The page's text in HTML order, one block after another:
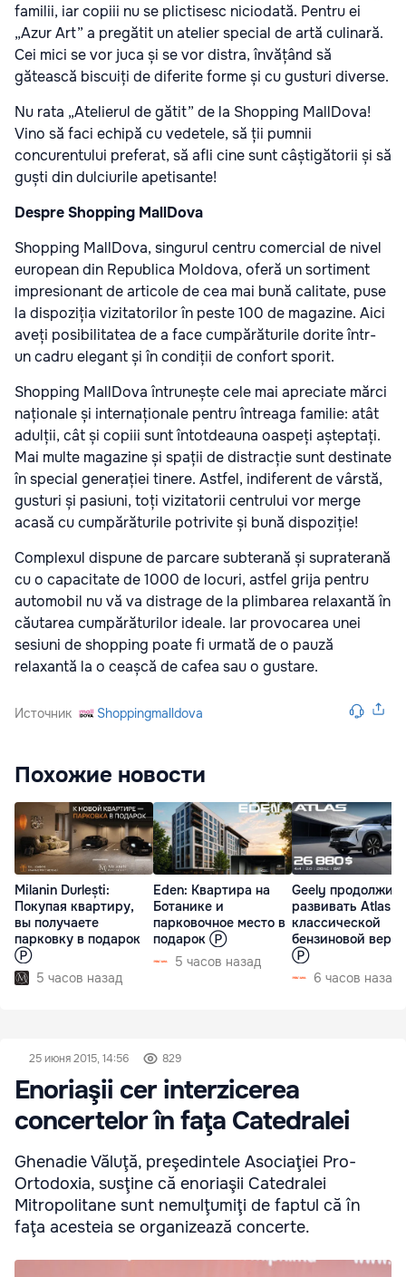
familii, iar copiii nu se plictisesc niciodată. Pentru ei
„Azur Art” a pregătit un atelier special de artă culinară.
Cei mici se vor juca și se vor distra, învățând să
gătească biscuiți de diferite forme și cu gusturi diverse.
Nu rata „Atelierul de gătit” de la Shopping MallDova!
Vino să faci echipă cu vedetele, să ții pumnii
concurentului preferat, să afli cine sunt câștigătorii și să
guști din dulciurile apetisante!
Despre Shopping MallDova
Shopping MallDova, singurul centru comercial de nivel
european din Republica Moldova, oferă un sortiment
impresionant de articole de cea mai bună calitate, puse
la dispoziția vizitatorilor în peste 100 de magazine. Aici
aveți posibilitatea de a face cumpărăturile dorite într-
un cadru elegant și în condiții de confort sporit.
Shopping MallDova întrunește cele mai apreciate mărci
naționale și internaționale pentru întreaga familie: atât
adulții, cât și copiii sunt întotdeauna oaspeți așteptați.
Mai multe magazine și spații de distracție sunt destinate
în special generației tinere. Astfel, indiferent de vârstă,
gusturi și pasiuni, toți vizitatorii centrului vor merge
acasă cu cumpărăturile potrivite și bună dispoziție!
Complexul dispune de parcare subterană și supraterană
cu o capacitate de 1000 de locuri, astfel grija pentru
automobil nu vă va distrage de la plimbarea relaxantă în
căutarea cumpărăturilor ideale. Iar provocarea unei
sesiuni de shopping poate fi urmată de o pauză
relaxantă la o ceașcă de cafea sau o gustare.
Источник Shoppingmalldova
Похожие новости
Milanin Durlești:
Покупая квартиру,
вы получаете
парковку в подарок
Ⓟ
5 часов назад
Eden: Квартира на
Ботанике и
парковочное место в
подарок Ⓟ
5 часов назад
Geely продолжит
развивать Atlas в
классической
бензиновой
Ⓟ
6 часов назад
25 июня 2015, 14:56 829
Enoriaşii cer interzicerea
concertelor în faţa Catedralei
Ghenadie Văluţă, preşedintele Asociaţiei Pro-
Ortodoxia, susţine că enoriaşii Catedralei
Mitropolitane sunt nemulţumiţi de faptul că în
faţa acesteia se organizează concerte.